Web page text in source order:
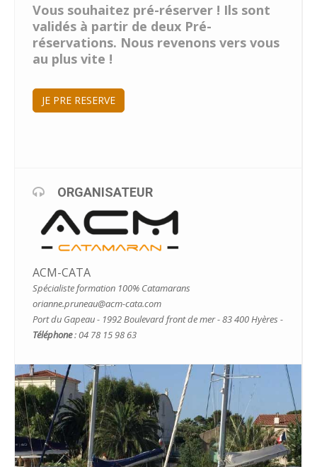
Vous souhaitez pré-réserver ! Ils sont
validés à partir de deux Pré-
réservations. Nous revenons vers vous
au plus vite !
JE PRE RESERVE
ORGANISATEUR
ACM-CATA
Spécialiste formation 100% Catamarans
orianne.pruneau@acm-cata.com
Port du Gapeau - 1992 Boulevard front de mer - 83 400 Hyères -
Téléphone: 04 78 15 98 63